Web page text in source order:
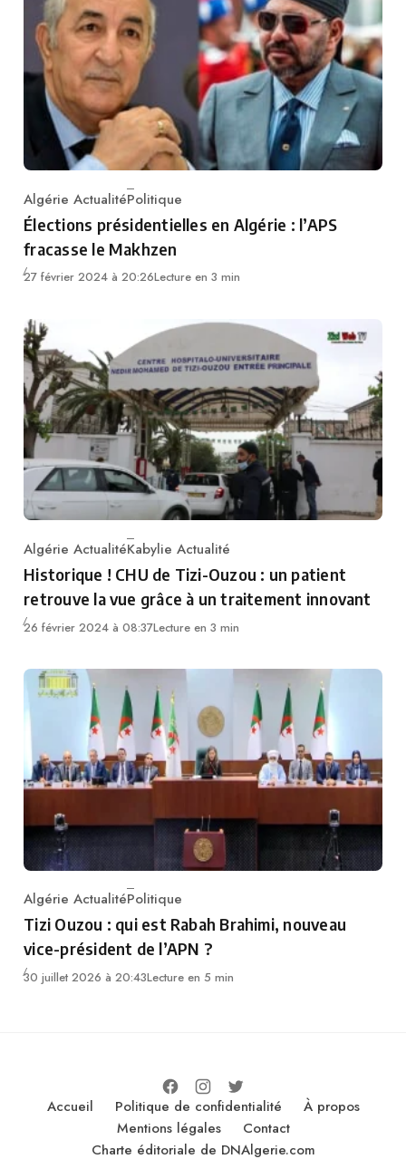
Category
Algérie ActualitéPolitique
Élections présidentielles en Algérie : l’APS
fracasse le Makhzen
27 février 2024 à 20:26Lecture en 3 min
Category
Algérie ActualitéKabylie Actualité
Historique ! CHU de Tizi-Ouzou : un patient
retrouve la vue grâce à un traitement innovant
26 février 2024 à 08:37Lecture en 3 min
Category
Algérie ActualitéPolitique
Tizi Ouzou : qui est Rabah Brahimi, nouveau
vice-président de l’APN ?
30 juillet 2026 à 20:43Lecture en 5 min
Accueil Politique de confidentialité
À propos
Mentions légales
Contact
Charte éditoriale de DNAlgerie.com